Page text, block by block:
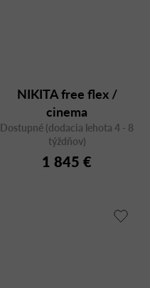
NIKITA free flex /
cinema
Dostupné (dodacia lehota 4 - 8
týždňov)
1 845 €